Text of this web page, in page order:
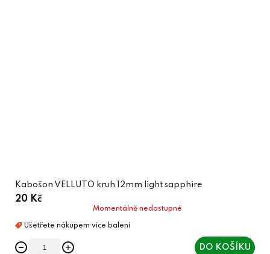
Kabošon VELLUTO kruh 12mm light sapphire
20 Kč
Momentálně nedostupné
DO KOŠÍKU